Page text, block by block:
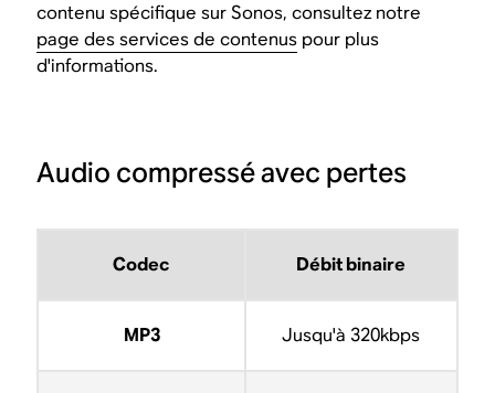
contenu spécifique sur Sonos, consultez notre
page des services de contenus pour plus
d'informations.
Audio compressé avec pertes
Codec Débit binaire
MP3 Jusqu'à 320kbps